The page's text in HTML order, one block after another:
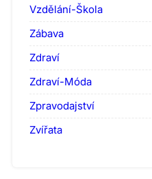
Vzdělání-Škola
Zábava
Zdraví
Zdraví-Móda
Zpravodajství
Zvířata